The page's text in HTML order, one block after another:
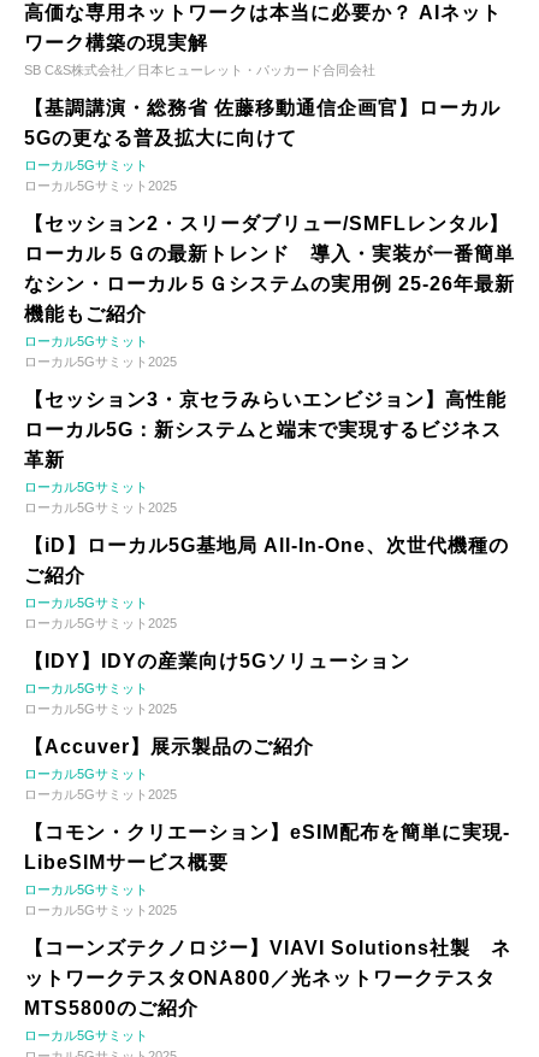
高価な専用ネットワークは本当に必要か？ AIネット
ワーク構築の現実解
SB C&S株式会社／日本ヒューレット・パッカード合同会社
【基調講演・総務省 佐藤移動通信企画官】ローカル
5Gの更なる普及拡大に向けて
ローカル5Gサミット
ローカル5Gサミット2025
【セッション2・スリーダブリュー/SMFLレンタル】
ローカル５Ｇの最新トレンド 導入・実装が一番簡単
なシン・ローカル５Ｇシステムの実用例 25-26年最新
機能もご紹介
ローカル5Gサミット
ローカル5Gサミット2025
【セッション3・京セラみらいエンビジョン】高性能
ローカル5G：新システムと端末で実現するビジネス
革新
ローカル5Gサミット
ローカル5Gサミット2025
【iD】ローカル5G基地局 All-In-One、次世代機種の
ご紹介
ローカル5Gサミット
ローカル5Gサミット2025
【IDY】IDYの産業向け5Gソリューション
ローカル5Gサミット
ローカル5Gサミット2025
【Accuver】展示製品のご紹介
ローカル5Gサミット
ローカル5Gサミット2025
【コモン・クリエーション】eSIM配布を簡単に実現-
LibeSIMサービス概要
ローカル5Gサミット
ローカル5Gサミット2025
【コーンズテクノロジー】VIAVI Solutions社製 ネ
ットワークテスタONA800／光ネットワークテスタ
MTS5800のご紹介
ローカル5Gサミット